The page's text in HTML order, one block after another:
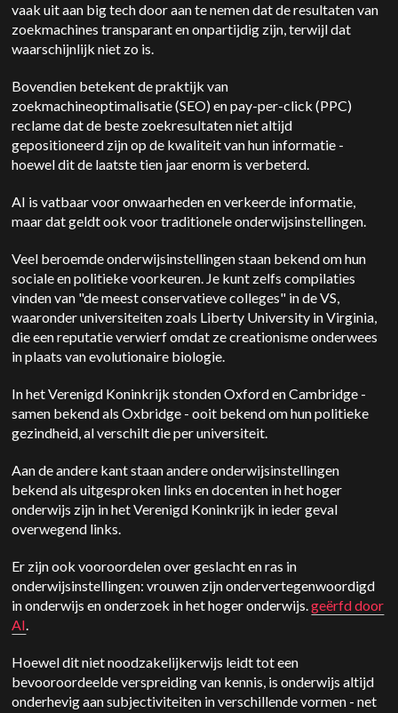
vaak uit aan big tech door aan te nemen dat de resultaten van
zoekmachines transparant en onpartijdig zijn, terwijl dat
waarschijnlijk niet zo is.
Bovendien betekent de praktijk van
zoekmachineoptimalisatie (SEO) en pay-per-click (PPC)
reclame dat de beste zoekresultaten niet altijd
gepositioneerd zijn op de kwaliteit van hun informatie -
hoewel dit de laatste tien jaar enorm is verbeterd.
AI is vatbaar voor onwaarheden en verkeerde informatie,
maar dat geldt ook voor traditionele onderwijsinstellingen.
Veel beroemde onderwijsinstellingen staan bekend om hun
sociale en politieke voorkeuren. Je kunt zelfs compilaties
vinden van "de meest conservatieve colleges" in de VS,
waaronder universiteiten zoals Liberty University in Virginia,
die een reputatie verwierf omdat ze creationisme onderwees
in plaats van evolutionaire biologie.
In het Verenigd Koninkrijk stonden Oxford en Cambridge -
samen bekend als Oxbridge - ooit bekend om hun politieke
gezindheid, al verschilt die per universiteit.
Aan de andere kant staan andere onderwijsinstellingen
bekend als uitgesproken links en docenten in het hoger
onderwijs zijn in het Verenigd Koninkrijk in ieder geval
overwegend links.
Er zijn ook vooroordelen over geslacht en ras in
onderwijsinstellingen: vrouwen zijn ondervertegenwoordigd
in onderwijs en onderzoek in het hoger onderwijs.geërfd door
AI.
Hoewel dit niet noodzakelijkerwijs leidt tot een
bevooroordeelde verspreiding van kennis, is onderwijs altijd
onderhevig aan subjectiviteiten in verschillende vormen - net